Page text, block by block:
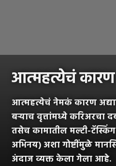
आत्महत्येचं कारण
आत्महत्येचं नेमकं कारण
बऱ्याच वृत्तांमध्ये करिअरचा
तसेच कामातील मल्टी-
अभिनय) अशा गोष्टींमुळे
अंदाज व्यक्त केला गेला आहे.